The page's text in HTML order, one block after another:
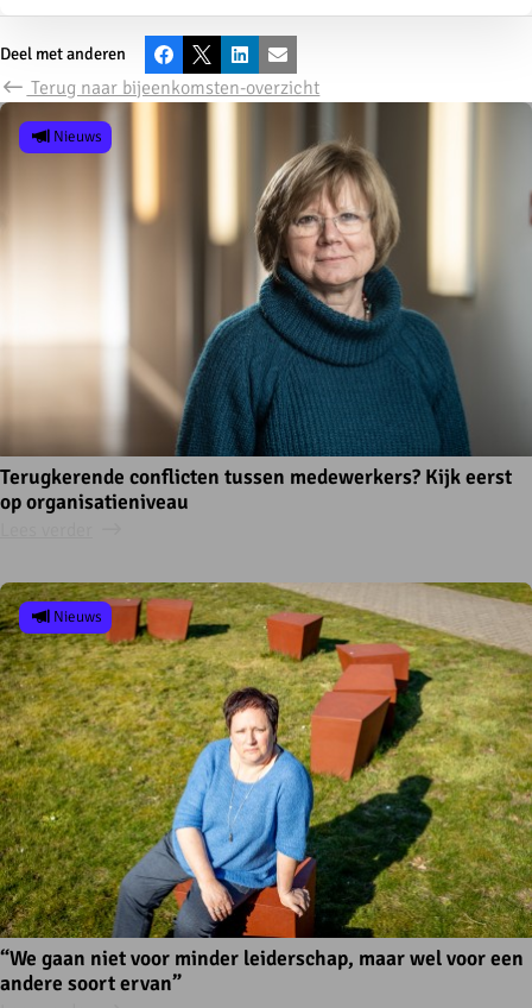
Deel met anderen Facebook
X LinkedInE-mail
Terug naar bijeenkomsten-overzicht
Terugkerende conflicten tussen medewerkers? Kijk eerst
op organisatieniveau
Nieuws
“We gaan niet voor minder leiderschap, maar wel voor een
andere soort ervan”
Nieuws